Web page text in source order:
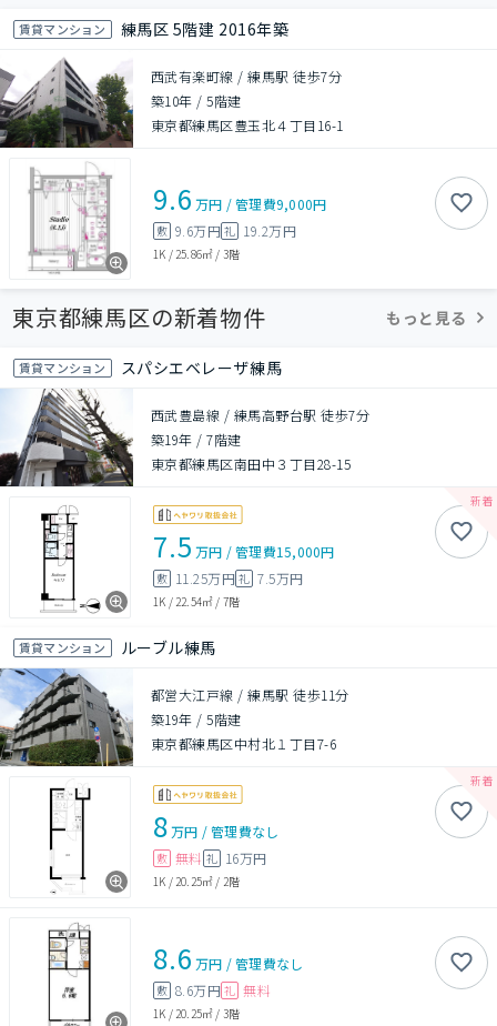
賃貸マンション 練馬区 5階建 2016年築
西武有楽町線 / 練馬駅 徒歩7分
築10年 /5階建
東京都練馬区豊玉北４丁目16-1
9.6 万円 /管理費9,000円
敷 9.6万円礼 19.2万円
1K / 25.86㎡ / 3階
東京都練馬区の新着物件 もっと見る
賃貸マンション スパシエベレーザ練馬
西武豊島線 / 練馬高野台駅 徒歩7分
築19年 /7階建
東京都練馬区南田中３丁目28-15
7.5 万円 /管理費15,000円
敷 11.25万円礼 7.5万円
1K /22.54㎡ / 7階
賃貸マンション ルーブル練馬
都営大江戸線 / 練馬駅 徒歩11分
築19年 /5階建
東京都練馬区中村北１丁目7-6
8万円 /管理費なし
敷 無料 礼 16万円
1K /20.25㎡ / 2階
8.6 万円 /管理費なし
敷 8.6万円 礼 無料
1K / 20.25㎡ / 3階